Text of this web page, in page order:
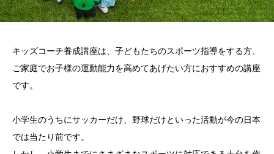
キッズコーチ養成講座は、子どもたちのスポーツ指導をする方、
ご家庭でお子様の運動能力を高めてあげたい方におすすめの講座
です。
小学生のうちにサッカーだけ、野球だけといった活動が今の日本
では当たり前です。